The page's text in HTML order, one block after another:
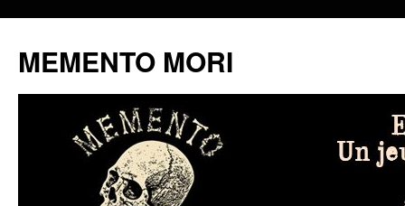
MEMENTO MORI